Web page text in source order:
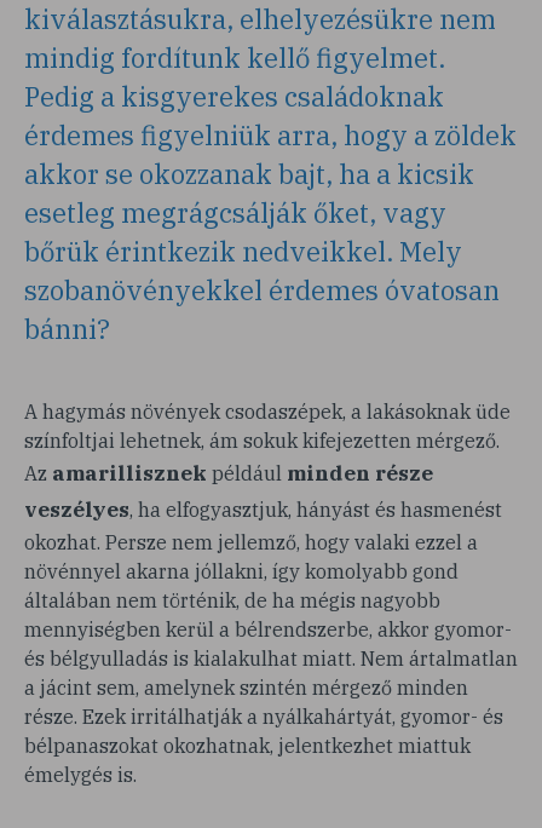
kiválasztásukra, elhelyezésükre nem
mindig fordítunk kellő figyelmet.
Pedig a kisgyerekes családoknak
érdemes figyelniük arra, hogy a zöldek
akkor se okozzanak bajt, ha a kicsik
esetleg megrágcsálják őket, vagy
bőrük érintkezik nedveikkel. Mely
szobanövényekkel érdemes óvatosan
bánni?
A hagymás növények csodaszépek, a lakásoknak üde
színfoltjai lehetnek, ám sokuk kifejezetten mérgező.
Az amarillisznek például minden része
veszélyes, ha elfogyasztjuk, hányást és hasmenést
okozhat. Persze nem jellemző, hogy valaki ezzel a
növénnyel akarna jóllakni, így komolyabb gond
általában nem történik, de ha mégis nagyobb
mennyiségben kerül a bélrendszerbe, akkor gyomor-
és bélgyulladás is kialakulhat miatt. Nem ártalmatlan
a jácint sem, amelynek szintén mérgező minden
része. Ezek irritálhatják a nyálkahártyát, gyomor- és
bélpanaszokat okozhatnak, jelentkezhet miattuk
émelygés is.